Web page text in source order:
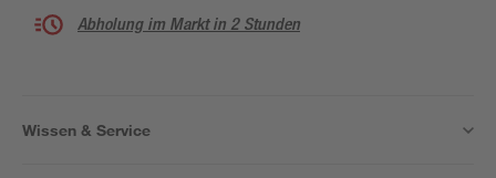
Abholung im Markt in 2 Stunden
Wissen & Service